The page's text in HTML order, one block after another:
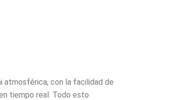
atmosférica, con la facilidad de
tiempo real. Todo esto